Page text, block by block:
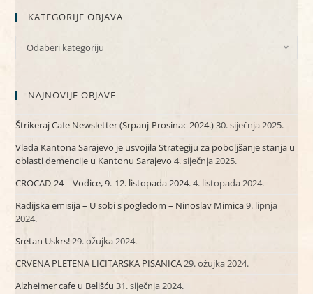
KATEGORIJE OBJAVA
Odaberi kategoriju
NAJNOVIJE OBJAVE
Štrikeraj Cafe Newsletter (Srpanj-Prosinac 2024.)30. siječnja 2025.
Vlada Kantona Sarajevo je usvojila Strategiju za poboljšanje stanja u
oblasti demencije u Kantonu Sarajevo 4. siječnja 2025.
CROCAD-24 | Vodice, 9.-12. listopada 2024.4. listopada 2024.
Radijska emisija – U sobi s pogledom – Ninoslav Mimica9. lipnja
2024.
Sretan Uskrs! 29. ožujka 2024.
CRVENA PLETENA LICITARSKA PISANICA 29. ožujka 2024.
Alzheimer cafe u Belišću 31. siječnja 2024.